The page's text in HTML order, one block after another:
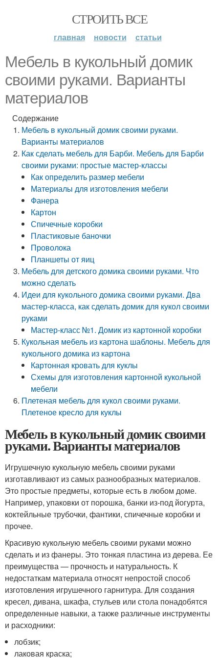
СТРОИТЬ ВСЕ
главная новости статьи
Мебель в кукольный домик
своими руками. Варианты
материалов
Содержание
Мебель в кукольный домик своими руками.
Варианты материалов
Как сделать мебель для Барби. Мебель для Барби
своими руками: простые мастер-классы
Как определить размер мебели
Материалы для изготовления мебели
Фанера
Картон
Спичечные коробки
Пластиковые баночки
Проволока
Планшеты от яиц
Мебель для детского домика своими руками. Что
можно сделать
Идеи для кукольного домика своими руками. Два
мастер-класса, как сделать домик для кукол своими
руками
Мастер-класс №1. Домик из картонной коробки
Кукольная мебель из картона шаблоны. Мебель для
кукольного домика из картона
Картонная кровать для куклы
Схемы для изготовления картонной кукольной
мебели
Плетеная мебель для кукол своими руками.
Плетеное кресло для куклы
Мебель в кукольный домик своими
руками. Варианты материалов
Игрушечную кукольную мебель своими руками
изготавливают из самых разнообразных материалов.
Это простые предметы, которые есть в любом доме.
Например, упаковки от порошка, банки из-под йогурта,
коктейльные трубочки, фантики, спичечные коробки и
прочее.
Красивую кукольную мебель своими руками можно
сделать и из фанеры. Это тонкая пластина из дерева. Ее
преимущества — прочность и натуральность. К
недостаткам материала относят непростой способ
изготовления игрушечного гарнитура. Для создания
кресел, дивана, шкафа, стульев или стола понадобятся
определенные навыки, а также различные инструменты
и расходники:
лобзик;
лаковая краска;